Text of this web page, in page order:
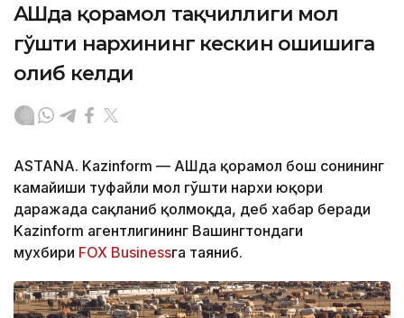
АҚШда қорамол тақчиллиги мол
гўшти нархининг кескин ошишига
олиб келди
ASTANA. Kazinform — АҚШда қорамол бош сонининг
камайиши туфайли мол гўшти нархи юқори
даражада сақланиб қолмоқда, деб хабар беради
Kazinform агентлигининг Вашингтондаги
мухбири FOX Businessга таяниб.